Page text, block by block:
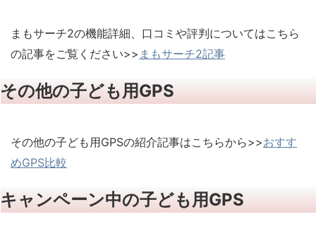
まもサーチ2の機能詳細、口コミや評判についてはこちら
の記事をご覧ください>> まもサーチ2記事
その他の子ども用GPS
その他の子ども用GPSの紹介記事はこちらから>>おすす
めGPS比較
キャンペーン中の子ども用GPS